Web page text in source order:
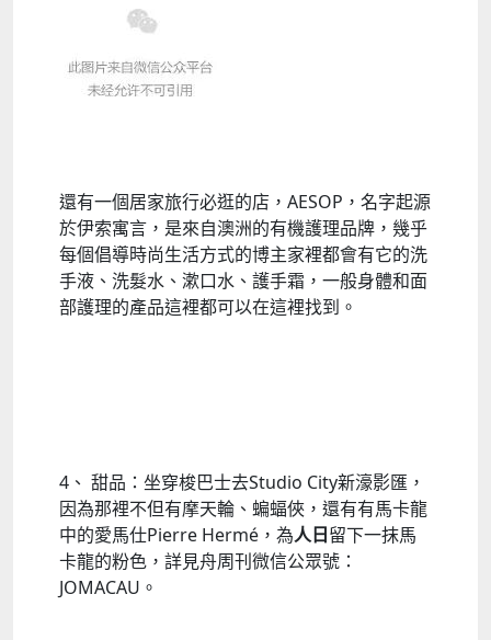
還有一個居家旅行必逛的店，AESOP，名字起源
於伊索寓言，是來自澳洲的有機護理品牌，幾乎
每個倡導時尚生活方式的博主家裡都會有它的洗
手液、洗髮水、漱口水、護手霜，一般身體和面
部護理的產品這裡都可以在這裡找到。
4、 甜品：坐穿梭巴士去Studio City新濠影匯，
因為那裡不但有摩天輪、蝙蝠俠，還有有馬卡龍
中的愛馬仕Pierre Hermé，為人日留下一抹馬
卡龍的粉色，詳見舟周刊微信公眾號：
JOMACAU。